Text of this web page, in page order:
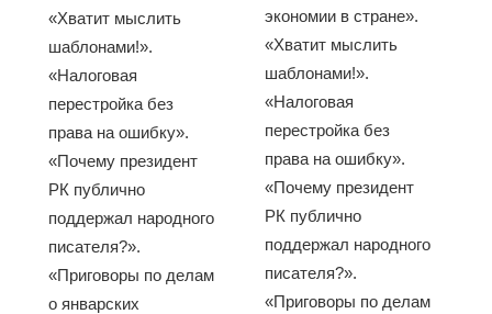
«Хватит мыслить
шаблонами!».
«Налоговая
перестройка без
права на ошибку».
«Почему президент
РК публично
поддержал народного
писателя?».
«Приговоры по делам
о январских
экономии в стране».
«Хватит мыслить
шаблонами!».
«Налоговая
перестройка без
права на ошибку».
«Почему президент
РК публично
поддержал народного
писателя?».
«Приговоры по делам